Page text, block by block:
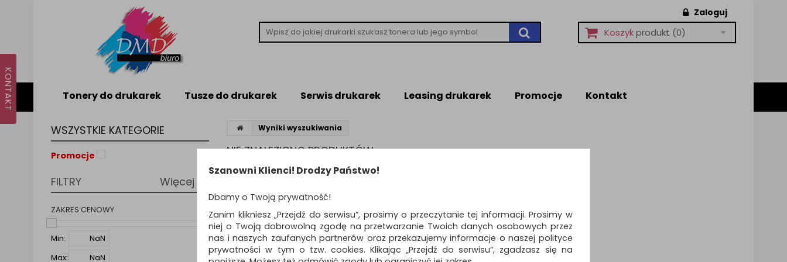
Zaloguj
Koszykprodukt (0)
Tonery do drukarek Tusze do drukarek Serwis drukarek Leasing drukarek Promocje Kontakt
WSZYSTKIE KATEGORIE
Promocje
FILTRY Więcej
ZAKRES CENOWY
Min:
Max:
Wyniki wyszukiwania
NIE ZNALEZIONO PRODUKTÓW
Nie odnaleziono produktów wg przyjętych kryteriów
Zmień kryteria wyszukiwania zaznaczając inne filtry i wyszukaj ponownie
Sprawdź, czy wszystkie słowa zostały poprawnie napisane.
Spróbuj użyć innych słów kluczowych.
Szanowni Klienci! Drodzy Państwo!
Dbamy o Twoją prywatność!
Zanim klikniesz „Przejdź do serwisu”, prosimy o przeczytanie tej informacji. Prosimy w
niej o Twoją dobrowolną zgodę na przetwarzanie Twoich danych osobowych przez
nas i naszych zaufanych partnerów oraz przekazujemy informacje o naszej polityce
prywatności w tym o tzw. cookies. Klikając „Przejdź do serwisu”, zgadzasz się na